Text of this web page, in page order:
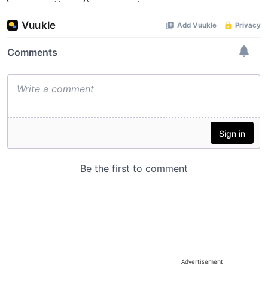
Advertisement